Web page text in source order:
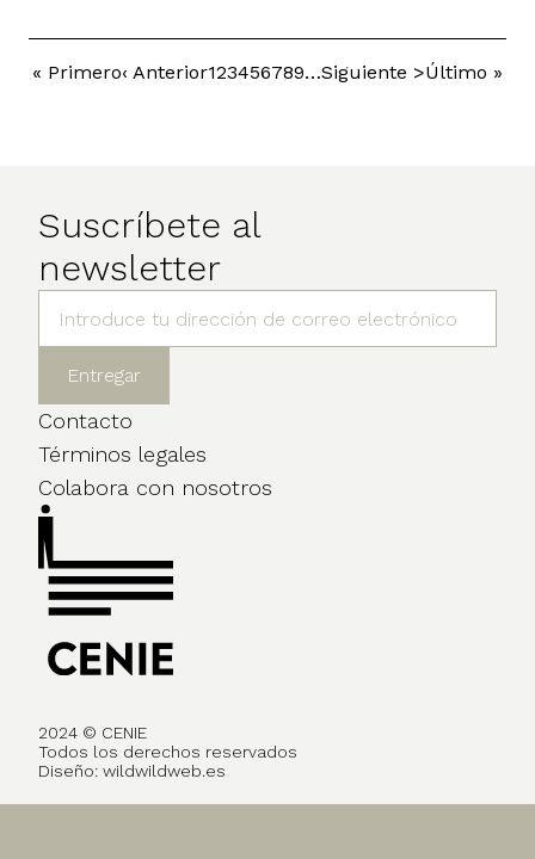
Paginación
Primera
« PrimeroPágina
‹ AnteriorPágina
1Página
2Página
3Página
4Página
5Página
6Página
7Página
8Página
9…Siguiente
Siguiente >Última
Último »
Suscríbete al
newsletter
Contacto
Términos legales
Colabora con nosotros
2024 © CENIE
Todos los derechos reservados
Diseño: wildwildweb.es